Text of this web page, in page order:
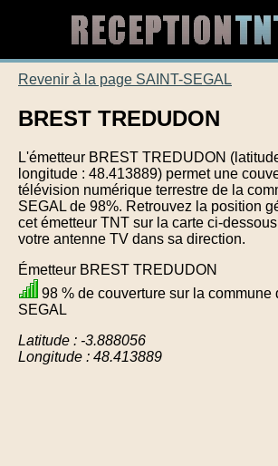
Revenir à la page SAINT-SEGAL
BREST TREDUDON
L'émetteur BREST TREDUDON
longitude : 48.413889) permet une
télévision numérique terrestre de la
SEGAL de 98%. Retrouvez la position
cet émetteur TNT sur la carte ci-
votre antenne TV dans sa direction.
Émetteur BREST TREDUDON
98 % de couverture sur la commune
SEGAL
Latitude : -3.888056
Longitude : 48.413889